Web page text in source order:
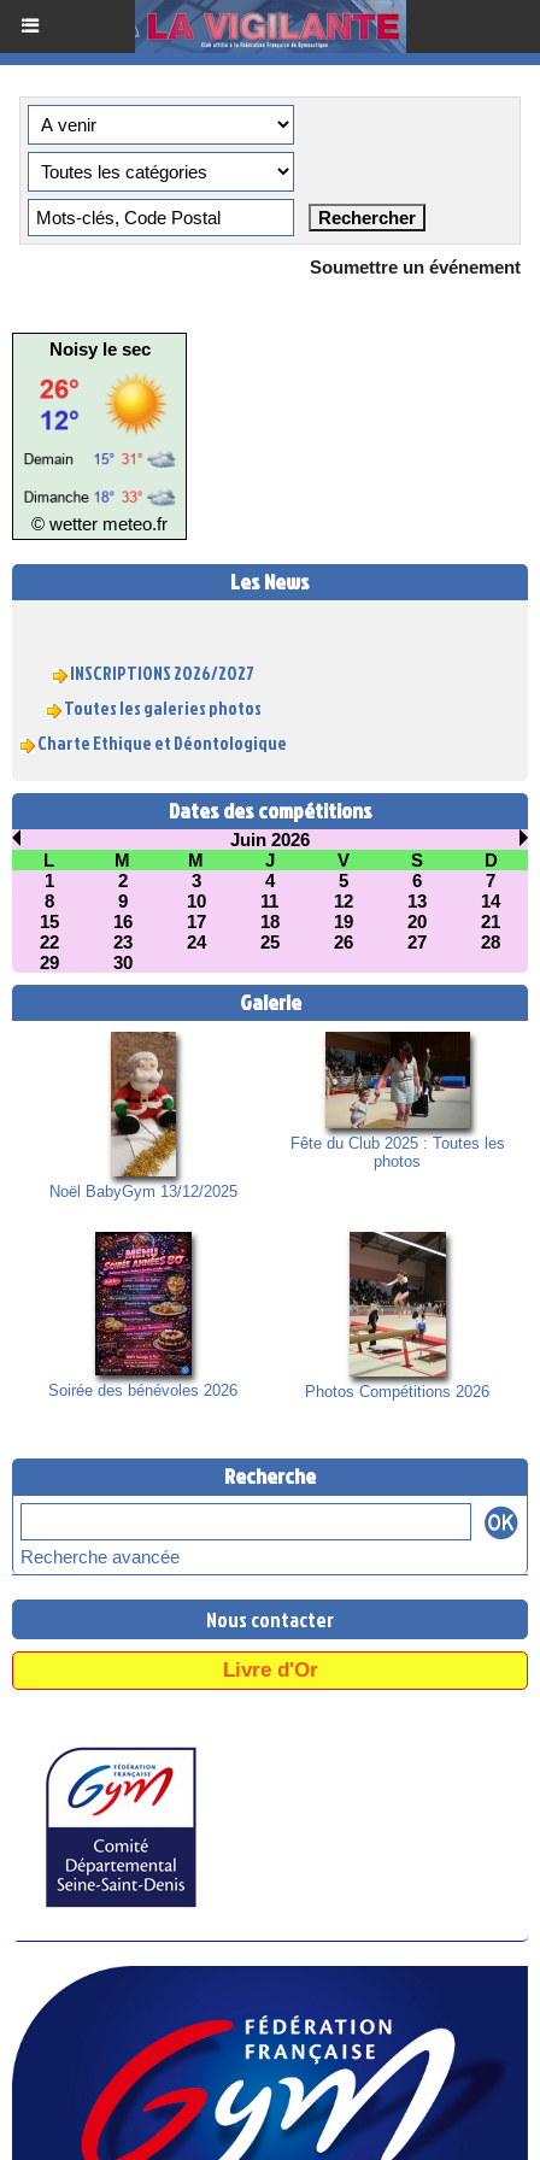
Soumettre un événement
Noisy le sec
© wetter meteo.fr
Les News
INSCRIPTIONS 2026/2027
Toutes les galeries photos
Charte Ethique et Déontologique
Dates des compétitions
Juin 2026
L
M M J V S
D
1
2 3 4 5 6
7
8
9 10 11 12 13
14
15
16 17 18 19 20
21
22
23 24 25 26 27
28
29
30
Galerie
Noël BabyGym 13/12/2025
Fête du Club 2025 : Toutes les
photos
Soirée des bénévoles 2026 Photos Compétitions 2026
Recherche
Recherche avancée
Nous contacter
Livre d'Or